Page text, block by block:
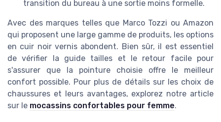
transition du bureau à une sortie moins formelle.
Avec des marques telles que Marco Tozzi ou Amazon
qui proposent une large gamme de produits, les options
en cuir noir vernis abondent. Bien sûr, il est essentiel
de vérifier la guide tailles et le retour facile pour
s'assurer que la pointure choisie offre le meilleur
confort possible. Pour plus de détails sur les choix de
chaussures et leurs avantages, explorez notre article
sur le mocassins confortables pour femme.